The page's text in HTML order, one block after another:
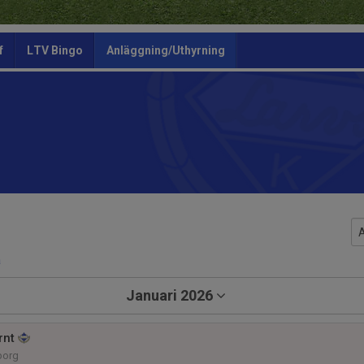
LTV Bingo Anläggning/Uthyrning
Januari 2026